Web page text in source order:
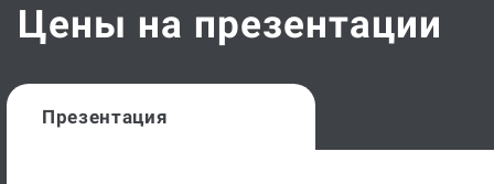
Цены на презентации
Презентация